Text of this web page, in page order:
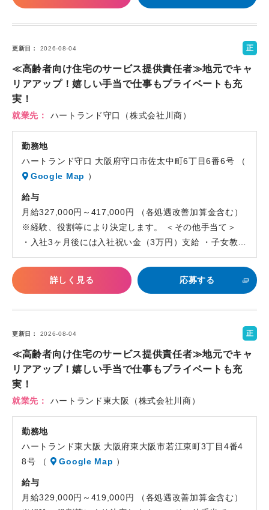
更新日 2026-08-04
正
≪高齢者向け住宅のサービス提供責任者≫地元でキャ
リアアップ！嬉しい手当で仕事もプライベートも充
実！
就業先 ハートランド守口（株式会社川商）
勤務地
ハートランド守口 大阪府守口市佐太中町6丁目6番6号 （
Google Map ）
給与
月給327,000円～417,000円 （各処遇改善加算金含む）
※経験、役割等により決定します。 ＜その他手当て＞
・入社3ヶ月後には入社祝い金（3万円）支給 ・子女教…
詳しく見る 応募する
更新日 2026-08-04
正
≪高齢者向け住宅のサービス提供責任者≫地元でキャ
リアアップ！嬉しい手当で仕事もプライベートも充
実！
就業先 ハートランド東大阪（株式会社川商）
勤務地
ハートランド東大阪 大阪府東大阪市若江東町3丁目4番4
8号 （
Google Map ）
給与
月給329,000円～419,000円 （各処遇改善加算金含む）